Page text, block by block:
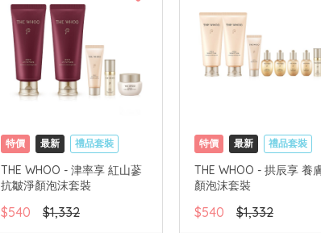
特價 最新
禮品套裝
網購店取
可中國內地配送
THE WHOO - 津率享 紅山蔘
抗皺淨顏泡沫套裝
$540 $1,332
特價 最新
禮品套裝
網購店取
可中國內地配送
THE WHOO - 拱辰享 養
顏泡沫套裝
$540 $1,332